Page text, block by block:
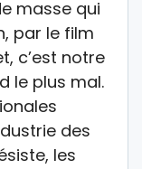
masse qui
par le film
c’est notre
le plus mal.
des
les